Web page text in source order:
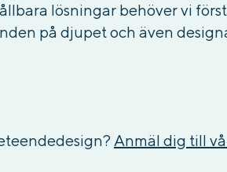
lösningar behöver vi
på djupet och även
Anmäl dig till